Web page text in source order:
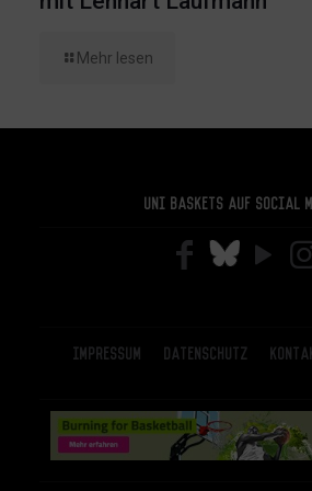
Mehr lesen
Uni Baskets auf Social
Impressum Datenschutz